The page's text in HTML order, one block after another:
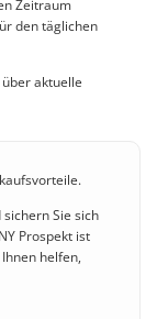
Zeitraum
den täglichen
aktuelle
Sie sich
Prospekt ist
helfen,